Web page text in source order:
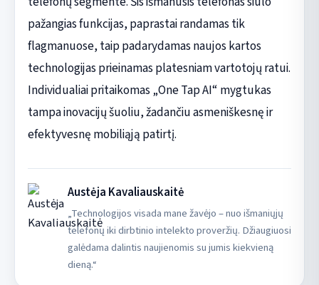
pažangias funkcijas, paprastai randamas tik
flagmanuose, taip padarydamas naujos kartos
technologijas prieinamas platesniam vartotojų ratui.
Individualiai pritaikomas „One Tap AI“ mygtukas
tampa inovacijų šuoliu, žadančiu asmeniškesnę ir
efektyvesnę mobiliąją patirtį.
Austėja Kavaliauskaitė
„Technologijos visada mane žavėjo – nuo išmaniųjų
telefonų iki dirbtinio intelekto proveržių. Džiaugiuosi
galėdama dalintis naujienomis su jumis kiekvieną
dieną.“